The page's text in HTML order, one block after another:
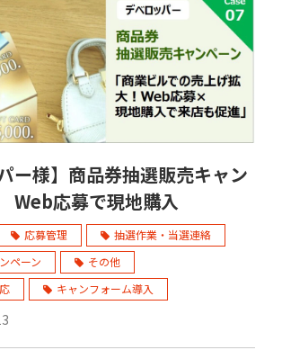
ー様】商品券抽選販売キャン
応募で現地購入
応募管理
抽選作業・当選連絡
ペーン
その他
キャンフォーム導入